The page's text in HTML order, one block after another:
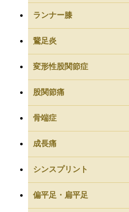
ランナー膝
鵞足炎
変形性股関節症
股関節痛
骨端症
成長痛
シンスプリント
偏平足・扁平足